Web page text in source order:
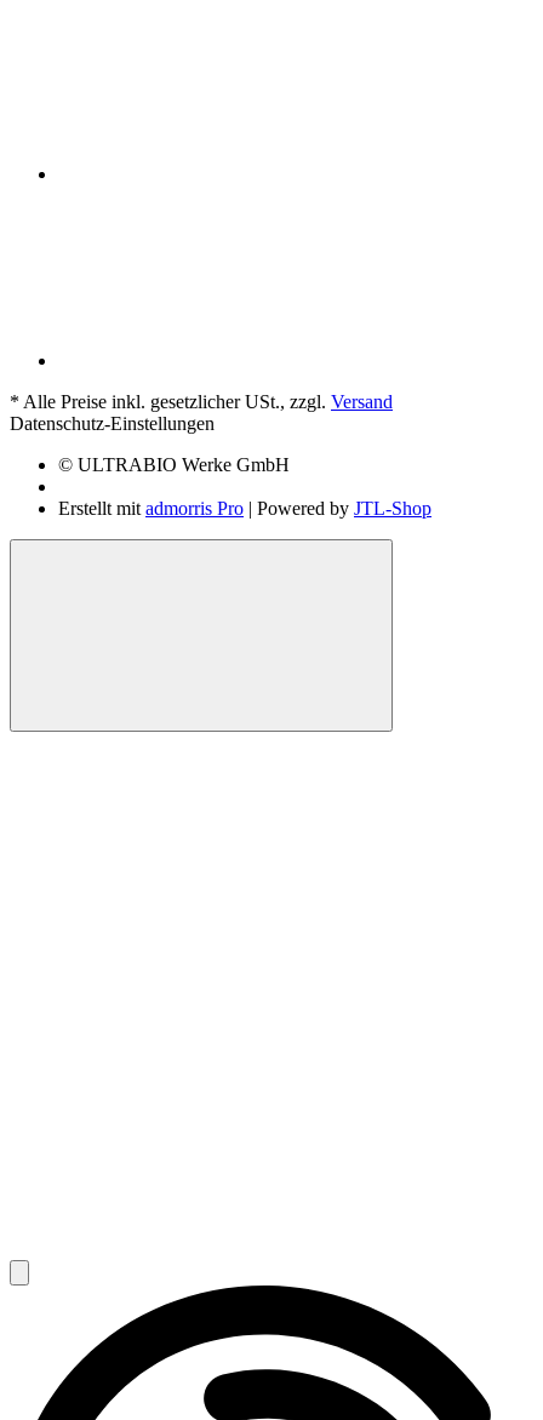
* Alle Preise inkl. gesetzlicher USt., zzgl. Versand
Datenschutz-Einstellungen
© ULTRABIO Werke GmbH
Erstellt mit admorris Pro | Powered by JTL-Shop